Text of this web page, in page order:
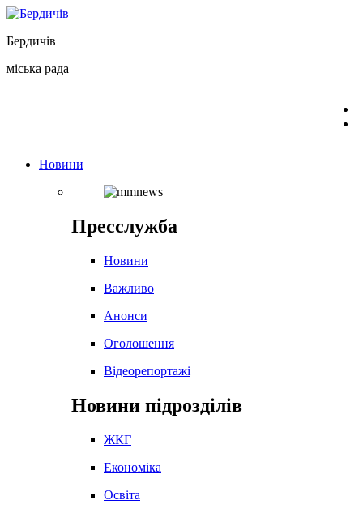
Перейти
вмісту
Бердичів
міська рада
Новини
Пресслужба
Новини
Важливо
Анонси
Оголошення
Відеорепортажі
Новини підрозділів
ЖКГ
Економіка
Освіта